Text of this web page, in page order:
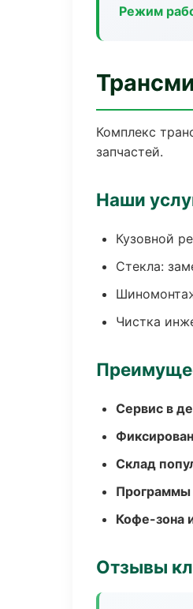
Режим
Комплекс
запчастей.
Наши
Кузовной
Стекла:
Чистка
Сервис в
Склад
Программы
Кофе-зона
Отзывы